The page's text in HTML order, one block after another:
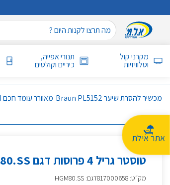
אתר אילת
מקרני קול
וטלוויזיות
תנורי אפייה,
כיריים וקולטים
מכשיר להסרת שיער Braun PL5152 מאוורר עומד חכם XIAOMI
טוסטר גריל 4 פרוסות דגם HGM80.SS קנווד KENWOOD
מק״ט:
817000658דגם: HGM80.SS